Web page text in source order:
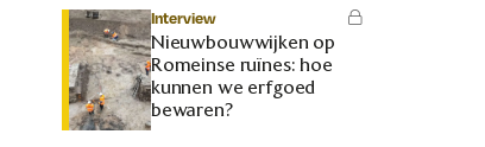
Interview
Nieuwbouwwijken op
Romeinse ruïnes: hoe
kunnen we erfgoed
bewaren?